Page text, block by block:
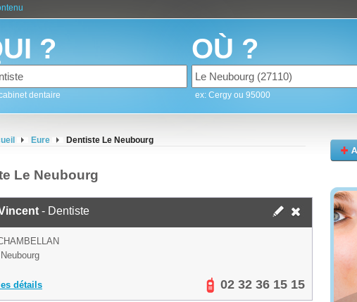
?
dentaire
OÙ ?
ex: Cergy ou 95000
Eure Dentiste Le Neubourg
Le Neubourg
- Dentiste
détails 02 32 36 15 15